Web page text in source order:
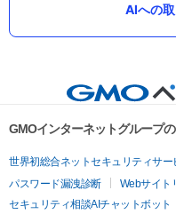
AIへの
GMOインターネットグループ
世界初総合ネットセキュリティサー
パスワード漏洩診断
Webサイト
セキュリティ相談AIチャットボット